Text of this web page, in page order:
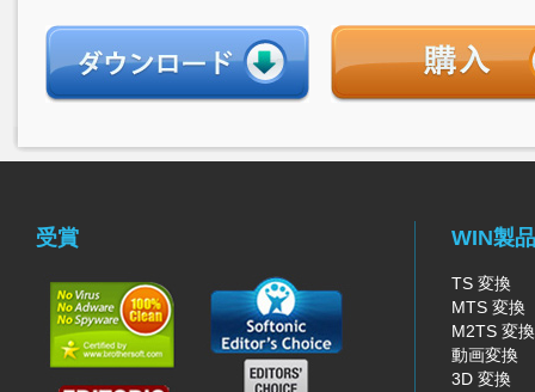
受賞 WIN製品
TS 変換
MTS 変換
M2TS 変換
動画変換
3D 変換